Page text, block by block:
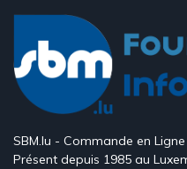
SBM.lu - Commande en
Présent depuis 1985 au